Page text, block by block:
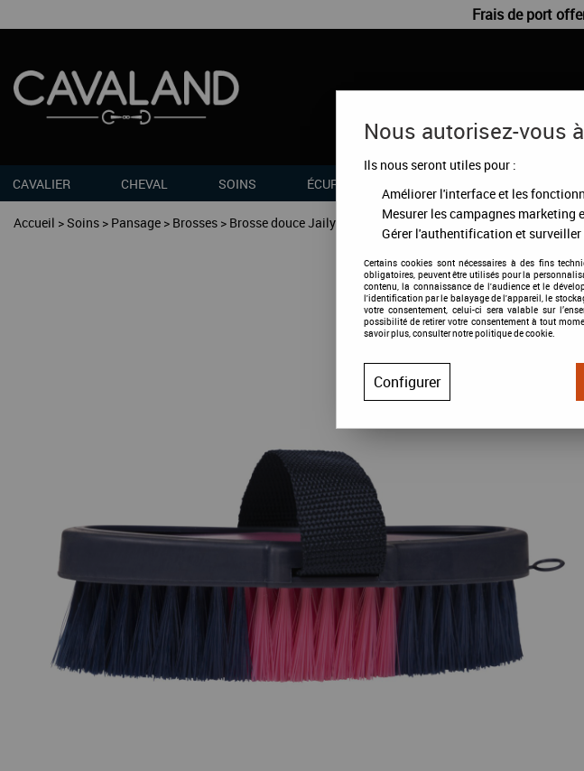
Frais de port
CAVALIER CHEVAL SOINS ÉCURIES
Accueil >Soins > Pansage > Brosses > Brosse douce Jaily
Nous autorisez-vous
Ils nous seront utiles pour :
Améliorer l'interface et les
Mesurer les campagnes marketing
Gérer l'authentification et
Certains cookies sont nécessaires à des fins
obligatoires, peuvent être utilisés pour la
contenu, la connaissance de l'audience et le
l'identification par le balayage de l'appareil, le
votre consentement, celui-ci sera valable sur
possibilité de retirer votre consentement à tout
savoir plus, consulter notre politique de cookie.
Configurer